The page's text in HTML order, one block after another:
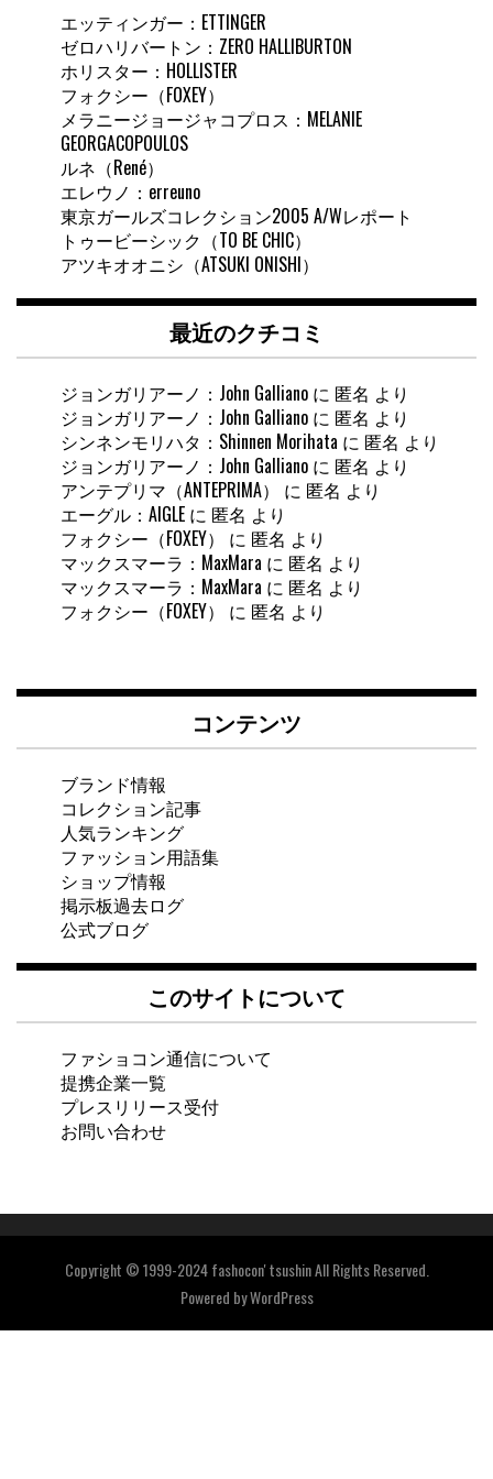
エッティンガー：ETTINGER
ゼロハリバートン：ZERO HALLIBURTON
ホリスター：HOLLISTER
フォクシー（FOXEY）
メラニージョージャコプロス：MELANIE
GEORGACOPOULOS
ルネ（René）
エレウノ：erreuno
東京ガールズコレクション2005 A/Wレポート
トゥービーシック（TO BE CHIC）
アツキオオニシ（ATSUKI ONISHI）
最近のクチコミ
ジョンガリアーノ：John Galliano に 匿名 より
ジョンガリアーノ：John Galliano に 匿名 より
シンネンモリハタ：Shinnen Morihata に 匿名 より
ジョンガリアーノ：John Galliano に 匿名 より
アンテプリマ（ANTEPRIMA）
に 匿名 より
エーグル：AIGLE に 匿名 より
フォクシー（FOXEY）
に 匿名 より
マックスマーラ：MaxMara に 匿名 より
マックスマーラ：MaxMara に 匿名 より
フォクシー（FOXEY）
に 匿名 より
コンテンツ
ブランド情報
コレクション記事
人気ランキング
ファッション用語集
ショップ情報
掲示板過去ログ
公式ブログ
このサイトについて
ファショコン通信について
提携企業一覧
プレスリリース受付
お問い合わせ
Copyright © 1999-2024 fashocon' tsushin All Rights Reserved.
Powered byWordPress